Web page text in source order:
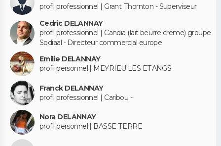
profil professionnel | Grant Thornton - Superviseur
Cedric DELANNAY
profil professionnel | Candia (lait beurre crème) groupe
Sodiaal - Directeur commercial europe
Emilie DELANNAY
profil personnel | MEYRIEU LES ETANGS
Franck DELANNAY
profil professionnel | Caribou -
Nora DELANNAY
profil personnel | BASSE TERRE